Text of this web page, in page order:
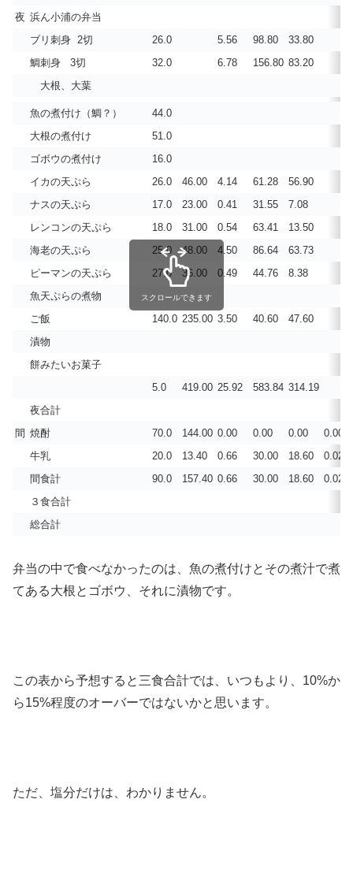
夜 浜ん小浦の弁当
ブリ刺身 2切
26.0 5.56 98.80
33.80
鯛刺身 3切
32.0 6.78 156.80 83.20
大根、大葉
魚の煮付け（鯛？）
44.0
大根の煮付け
51.0
ゴボウの煮付け
16.0
イカの天ぷら
26.0 46.00 4.14 61.28
56.90
ナスの天ぷら
17.0 23.00 0.41 31.55
7.08
レンコンの天ぷら
18.0 31.00 0.54 63.41
13.50
海老の天ぷら
25.0 48.00 4.50 86.64
63.73
ピーマンの天ぷら
27.0 36.00 0.49 44.76
8.38
魚天ぷらの煮物
ご飯
140.0 235.00 3.50 40.60
47.60
漬物
餅みたいお菓子
5.0
419.00 25.92 583.84 314.19
夜合計
間 焼酎 70.0 144.00 0.00 0.00 0.00
0.003
牛乳
20.0 13.40 0.66 30.00 18.60
0.021
間食計
90.0 157.40 0.66 30.00 18.60
0.024
３食合計
総合計
スクロールできます
弁当の中で食べなかったのは、魚の煮付けとその煮汁で煮
てある大根とゴボウ、それに漬物です。
この表から予想すると三食合計では、いつもより、10%か
ら15%程度のオーバーではないかと思います。
ただ、塩分だけは、わかりません。